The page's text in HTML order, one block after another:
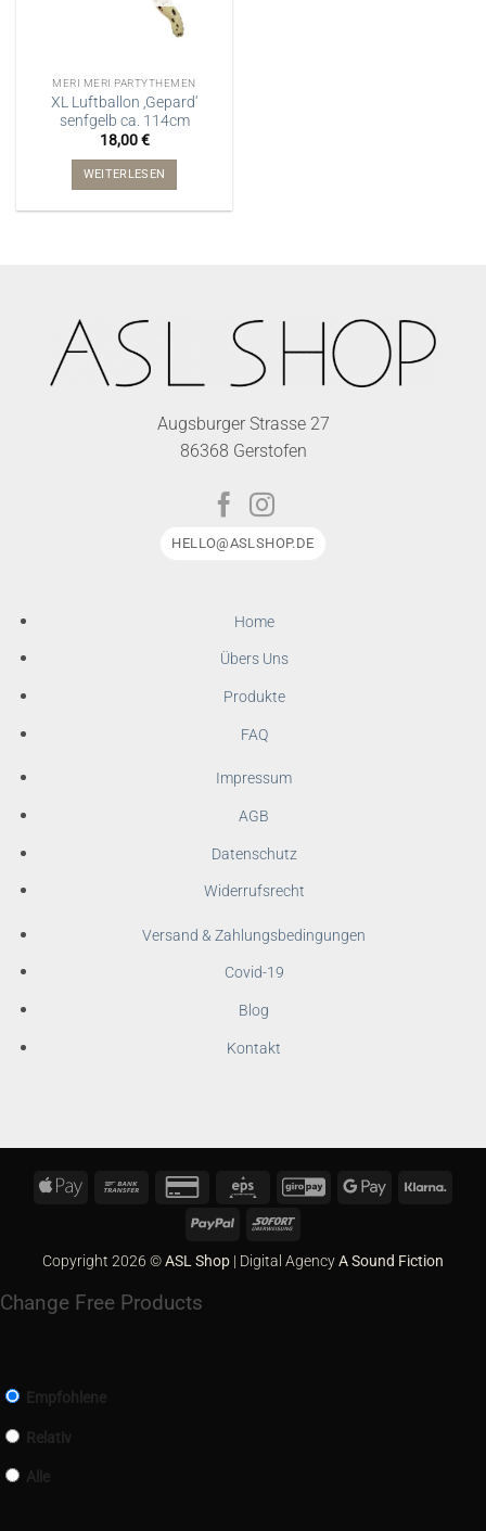
MERI MERI PARTYTHEMEN
XL Luftballon ‚Gepard‘
senfgelb ca. 114cm
18,00€
WEITERLESEN
Augsburger Strasse 27
86368 Gerstofen
HELLO@ASLSHOP.DE
Home
Übers Uns
Produkte
FAQ
Impressum
AGB
Datenschutz
Widerrufsrecht
Versand & Zahlungsbedingungen
Covid-19
Blog
Kontakt
Apple
Bank
Credit
2
Eps GiroPay Google
PayPal
Sofort
Copyright 2026 ©ASL Shop | Digital AgencyA Sound Fiction
Change Free Products
Empfohlene
Relativ
Alle